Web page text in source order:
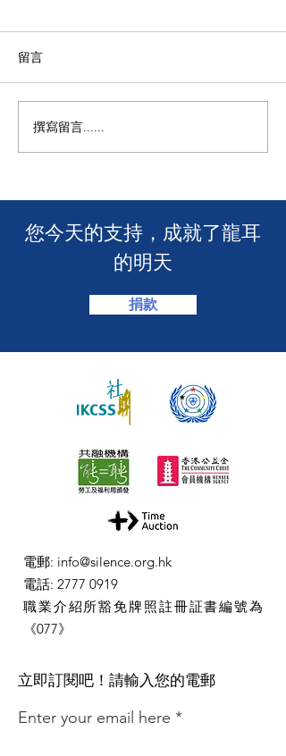
🧯 【推動資訊無障礙！龍
耳為葵盛西邨消防安全簡
留言
撰寫留言......
​您今天的支持，成就了龍耳
的明天
捐款
電郵: info@silence.org.hk
電話: 2777 0919
職業介紹所豁免牌照註冊証書編號為
《077》
​立即訂閱吧！請輸入您的電郵
Enter your email here